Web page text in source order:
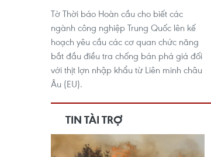
Tờ Thời báo Hoàn cầu cho biết các
ngành công nghiệp Trung Quốc lên kế
hoạch yêu cầu các cơ quan chức năng
bắt đầu điều tra chống bán phá giá đối
với thịt lợn nhập khẩu từ Liên minh châu
Âu (EU).